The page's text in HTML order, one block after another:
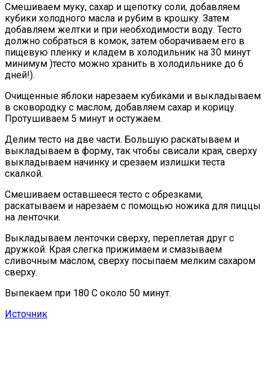
Смешиваем муку, сахар и щепотку соли, добавляем
кубики холодного масла и рубим в крошку. Затем
добавляем желтки и при необходимости воду. Тесто
должно собраться в комок, затем оборачиваем его в
пищевую пленку и кладем в холодильник на 30 минут
минимум )тесто можно хранить в холодильнике до 6
дней!).
Очищенные яблоки нарезаем кубиками и выкладываем
в сковородку с маслом, добавляем сахар и корицу.
Протушиваем 5 минут и остужаем.
Делим тесто на две части. Большую раскатываем и
выкладываем в форму, так чтобы свисали края, сверху
выкладываем начинку и срезаем излишки теста
скалкой.
Смешиваем оставшееся тесто с обрезками,
раскатываем и нарезаем с помощью ножика для пиццы
на ленточки.
Выкладываем ленточки сверху, переплетая друг с
дружкой. Края слегка прижимаем и смазываем
сливочным маслом, сверху посыпаем мелким сахаром
сверху.
Выпекаем при 180 С около 50 минут.
Источник